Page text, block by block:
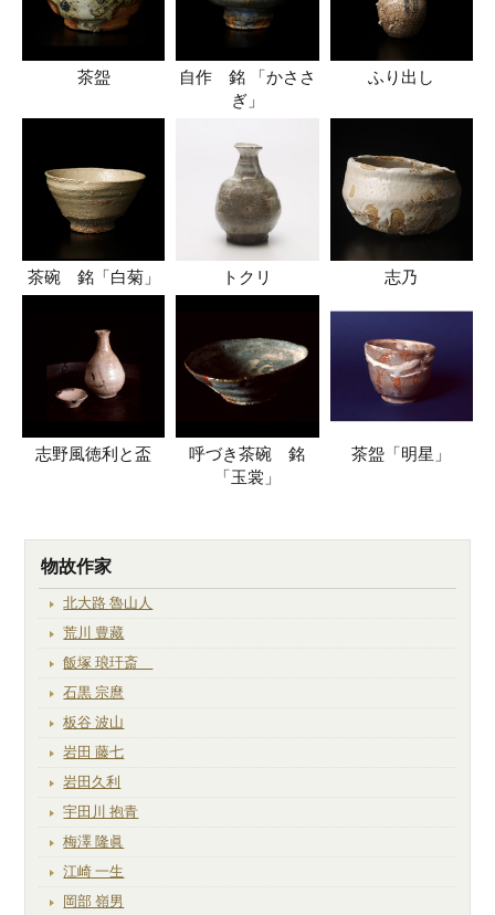
茶盌
自作 銘 「かささ
ぎ」
ふり出し
茶碗 銘「白菊」 トクリ 志乃
志野風徳利と盃
呼づき茶碗 銘
「玉裳」
茶盌「明星」
物故作家
北大路 魯山人
荒川 豊藏
飯塚 琅玕斎
石黒 宗麿
板谷 波山
岩田 藤七
岩田久利
宇田川 抱青
梅澤 隆眞
江崎 一生
岡部 嶺男